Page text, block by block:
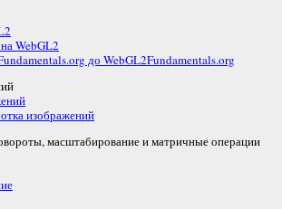
WebGL2
до WebGL2Fundamentals.org
изображений
масштабирование и матричные операции